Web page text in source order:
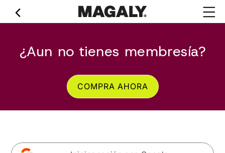
directamente
al contenido
¿Aun no tienes membresía?
COMPRA AHORA